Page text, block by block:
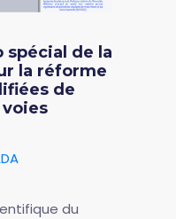
spécial de la
la réforme
de
du